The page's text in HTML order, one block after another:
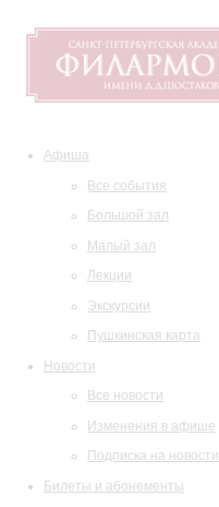
Афиша
Все события
Большой зал
Малый зал
Лекции
Экскурсии
Пушкинская карта
Новости
Все новости
Изменения в афише
Подписка на новости
Билеты и абонементы